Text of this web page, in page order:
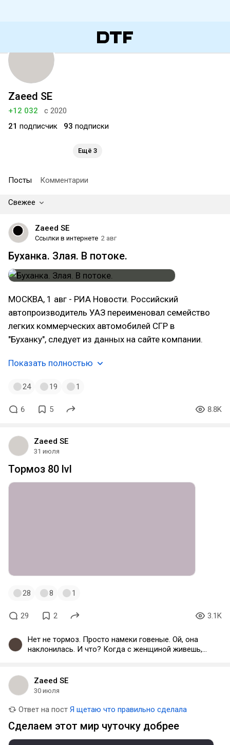
Zaeed SE
+12 032
с 2020
21 подписчик 93 подписки
Ещё 3
Посты Комментарии
Свежее
Zaeed SE
Ссылки в интернете 2 авг
Буханка. Злая. В потоке.
МОСКВА, 1 авг - РИА Новости. Российский
автопроизводитель УАЗ переименовал семейство
легких коммерческих автомобилей СГР в
"Буханку", следует из данных на сайте компании.
Показать полностью
24 19 1
6 5 8.8K
Zaeed SE
31 июля
Тормоз 80 lvl
28 8 1
29 2 3.1K
Нет не тормоз. Просто намеки говеные. Ой, она
наклонилась. И что? Когда с женщиной живешь,
переживает. Не раздумывая собрался за
таблетками, когда она сказала что плохо.
а она не ценит.
Zaeed SE
30 июля
Ответ на пост Я щетаю что правильно сделала
Сделаем этот мир чуточку добрее